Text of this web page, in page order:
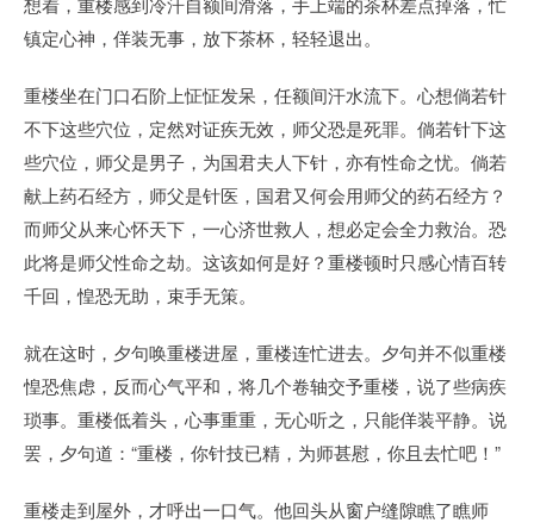
镇定心神，佯装无事，放下茶杯，轻轻退出。
重楼坐在门口石阶上怔怔发呆，任额间汗水流下。心想倘若针
不下这些穴位，定然对证疾无效，师父恐是死罪。倘若针下这
些穴位，师父是男子，为国君夫人下针，亦有性命之忧。倘若
献上药石经方，师父是针医，国君又何会用师父的药石经方？
而师父从来心怀天下，一心济世救人，想必定会全力救治。恐
此将是师父性命之劫。这该如何是好？重楼顿时只感心情百转
千回，惶恐无助，束手无策。
就在这时，夕句唤重楼进屋，重楼连忙进去。夕句并不似重楼
惶恐焦虑，反而心气平和，将几个卷轴交予重楼，说了些病疾
琐事。重楼低着头，心事重重，无心听之，只能佯装平静。说
罢，夕句道：“重楼，你针技已精，为师甚慰，你且去忙吧！”
重楼走到屋外，才呼出一口气。他回头从窗户缝隙瞧了瞧师